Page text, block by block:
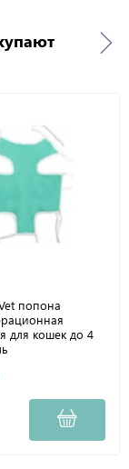
попона
для кошек до 4